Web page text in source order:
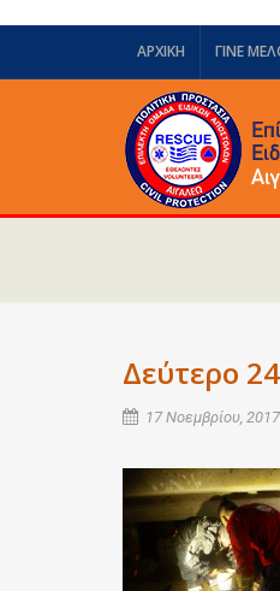
ΑΡΧΙΚΗ ΓΙΝΕ
Δεύτερο
17 Νοεμβρίου, 2017